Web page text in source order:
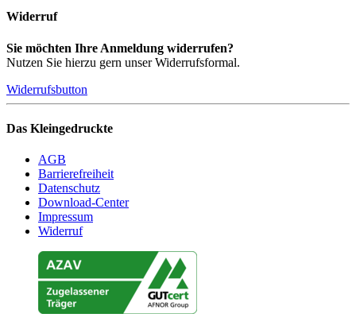
Widerruf
Sie möchten Ihre Anmeldung widerrufen?
Nutzen Sie hierzu gern unser Widerrufsformal.
Widerrufsbutton
Das Kleingedruckte
AGB
Barrierefreiheit
Datenschutz
Download-Center
Impressum
Widerruf